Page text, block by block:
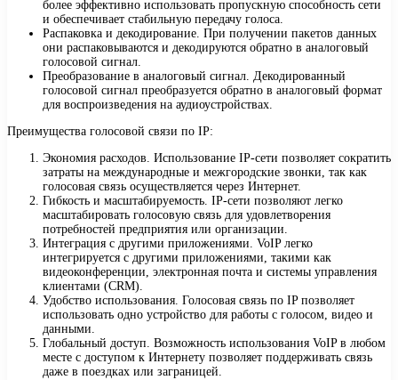
более эффективно использовать пропускную способность сети
и обеспечивает стабильную передачу голоса.
Распаковка и декодирование. При получении пакетов данных
они распаковываются и декодируются обратно в аналоговый
голосовой сигнал.
Преобразование в аналоговый сигнал. Декодированный
голосовой сигнал преобразуется обратно в аналоговый формат
для воспроизведения на аудиоустройствах.
Преимущества голосовой связи по IP:
Экономия расходов. Использование IP-сети позволяет сократить
затраты на международные и межгородские звонки, так как
голосовая связь осуществляется через Интернет.
Гибкость и масштабируемость. IP-сети позволяют легко
масштабировать голосовую связь для удовлетворения
потребностей предприятия или организации.
Интеграция с другими приложениями. VoIP легко
интегрируется с другими приложениями, такими как
видеоконференции, электронная почта и системы управления
клиентами (CRM).
Удобство использования. Голосовая связь по IP позволяет
использовать одно устройство для работы с голосом, видео и
данными.
Глобальный доступ. Возможность использования VoIP в любом
месте с доступом к Интернету позволяет поддерживать связь
даже в поездках или заграницей.